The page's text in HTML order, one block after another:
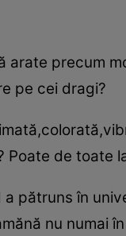
arate precum
pe cei dragi?
Poate de toate
pătruns în
nu numai